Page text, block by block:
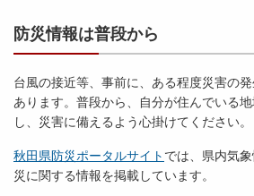
防災情報は普段から
台風の接近等、事前に、ある程度災害の
あります。普段から、自分が住んでいる
し、災害に備えるよう心掛けてください。
秋田県防災ポータルサイト では、県内気
災に関する情報を掲載しています。